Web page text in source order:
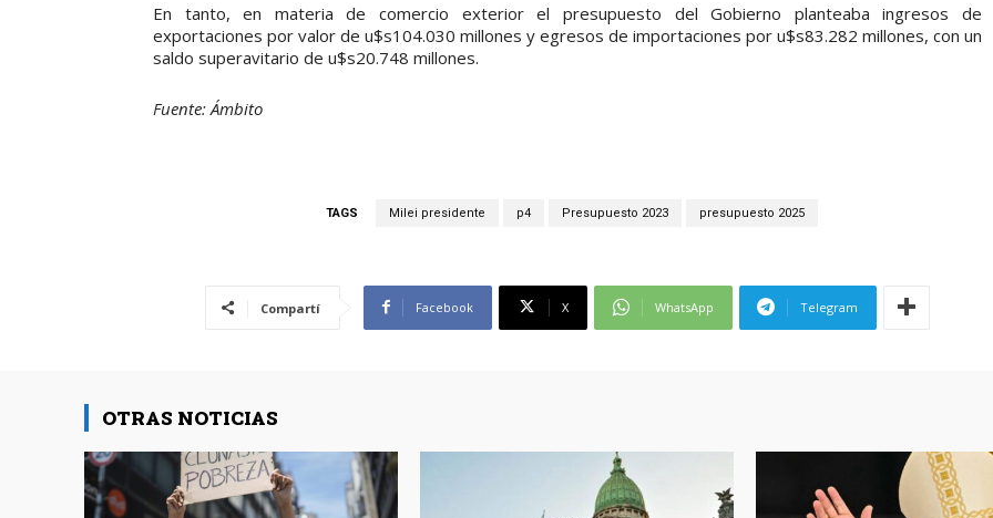
En tanto, en materia de comercio exterior el presupuesto del Gobierno planteaba ingresos de
exportaciones por valor de u$s104.030 millones y egresos de importaciones por u$s83.282 millones, con un
saldo superavitario de u$s20.748 millones.
Fuente: Ámbito
TAGS Milei presidente p4 Presupuesto 2023 presupuesto 2025
Compartí Facebook X WhatsApp Telegram
OTRAS NOTICIAS